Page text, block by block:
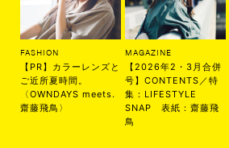
FASHION
【PR】カラーレンズと
ご近所夏時間。
〈OWNDAYS meets.
齋藤飛鳥〉
MAGAZINE
【2026年2・3月合併
号】CONTENTS／特
集：LIFESTYLE
SNAP 表紙：齋藤飛
鳥